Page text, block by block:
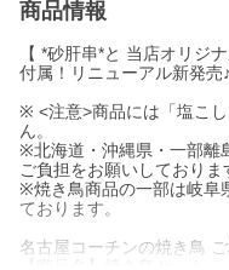
商品情報
【 *砂肝串*と 当店オリジ
付属！リニューアル新発売♪
※ <注意>商品には「塩こ
ん。
※北海道・沖縄県・一部離
ご負担をお願いしており
※焼き鳥商品の一部は岐阜
ております。
名古屋コーチンの焼き鳥 ご